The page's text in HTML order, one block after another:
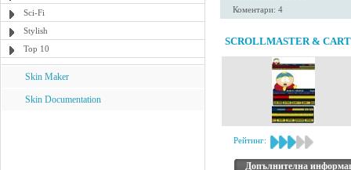
Sci-Fi
Stylish
Top 10
Skin Maker
Skin Documentation
Коментари: 4
SCROLLMASTER &
Рейтинг:
Допълнителна